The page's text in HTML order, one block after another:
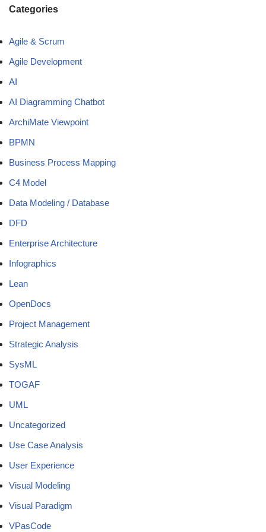
Categories
Agile & Scrum
Agile Development
AI
AI Diagramming Chatbot
ArchiMate Viewpoint
BPMN
Business Process Mapping
C4 Model
Data Modeling / Database
DFD
Enterprise Architecture
Infographics
Lean
OpenDocs
Project Management
Strategic Analysis
SysML
TOGAF
UML
Uncategorized
Use Case Analysis
User Experience
Visual Modeling
Visual Paradigm
VPasCode